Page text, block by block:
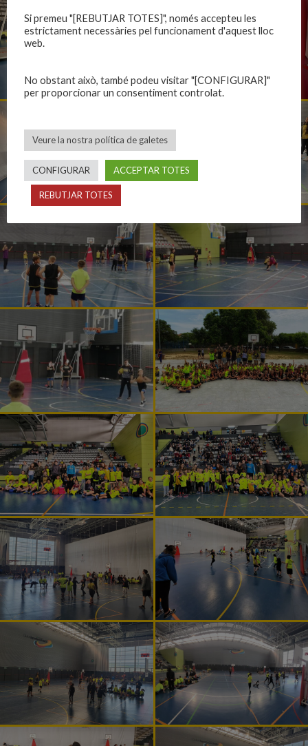
Si premeu "[REBUTJAR TOTES]", només accepteu les
estrictament necessàries pel funcionament d'aquest lloc
web.
No obstant això, també podeu visitar "[CONFIGURAR]"
per proporcionar un consentiment controlat.
Veure la nostra política de galetes
CONFIGURAR ACCEPTAR TOTES
REBUTJAR TOTES